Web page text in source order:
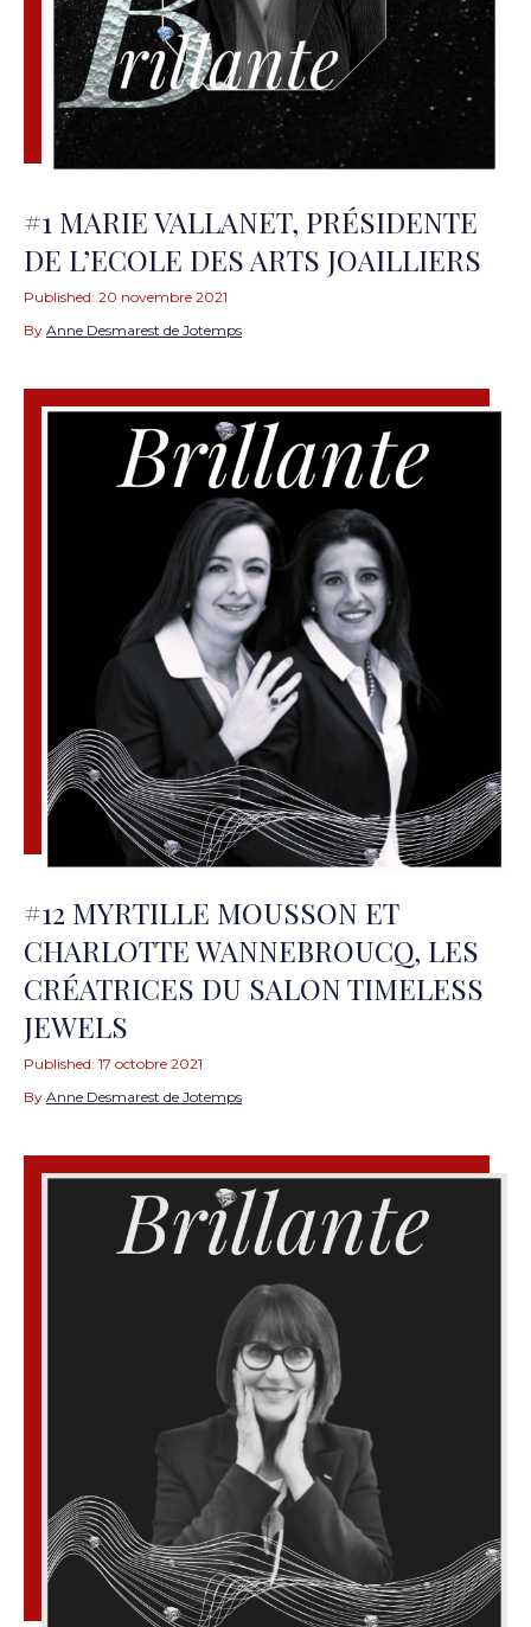
#1 MARIE VALLANET, PRÉSIDENTE
DE L’ECOLE DES ARTS JOAILLIERS
Published: 20 novembre 2021
By Anne Desmarest de Jotemps
#12 MYRTILLE MOUSSON ET
CHARLOTTE WANNEBROUCQ, LES
CRÉATRICES DU SALON TIMELESS
JEWELS
Published: 17 octobre 2021
By Anne Desmarest de Jotemps